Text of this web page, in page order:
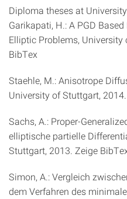
Diploma theses at
Garikapati, H.: A PGD
Elliptic Problems,
BibTex
Staehle, M.: Anisotrope
University of Stuttgart,
Sachs, A.: Proper-
elliptische partielle
Stuttgart, 2013. Zeige
Simon, A.: Vergleich
dem Verfahren des